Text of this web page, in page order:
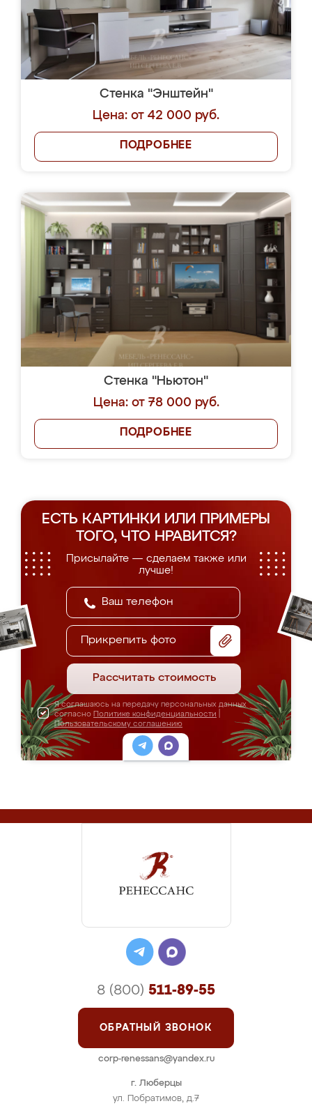
Стенка "Энштейн"
Цена: от 42 000 руб.
ПОДРОБНЕЕ
Стенка "Ньютон"
Цена: от 78 000 руб.
ПОДРОБНЕЕ
ЕСТЬ КАРТИНКИ ИЛИ ПРИМЕРЫ
ТОГО, ЧТО НРАВИТСЯ?
Присылайте — сделаем также или
лучше!
Прикрепить фото
Рассчитать стоимость
Я соглашаюсь на передачу персональных данных
согласно Политике конфиденциальности
Пользовательскому соглашению
г. Люберцы
ул. Побратимов, д.7
8 (800) 511-89-55
ОБРАТНЫЙ ЗВОНОК
corp-renessans@yandex.ru